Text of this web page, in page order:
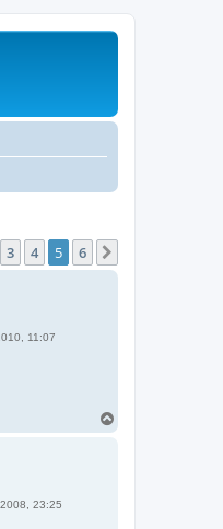
3 4 5 6
11:07
23:25